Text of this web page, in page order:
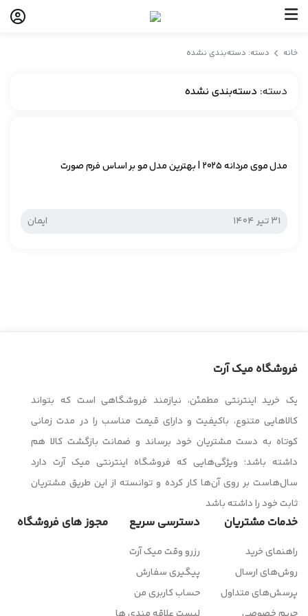
خانه دسته: دسته‌بندی نشده
دسته: دسته‌بندی نشده
مدل موی مردانه ۲۰۲۵ | بهترین مدل مو بر اساس فرم صورت
31 تیر 1404 ایمان
فروشگاه میک آرت
یک خرید اینترنتی مطمئن، نیازمند فروشگاهی است که بتواند
کالاهایی متنوع، باکیفیت و دارای قیمت مناسب را در مدت زمانی
کوتاه به دست مشتریان خود برساند و ضمانت بازگشت کالا هم
داشته باشد؛ ویژگی‌هایی که فروشگاه اینترنتی میک آرت دارد
سال‌هاست بر روی آن‌ها کار کرده و توانسته از این طریق مشتریان
ثابت خود را داشته باشد
خدمات مشتریان
راهنمای خرید
روش‌های ارسال
پرسش‌های متداول
دسترسی سریع
رزرو وقت میک آرت
پیگیری سفارش
حساب کاربری من
مجوز های فروشگاه